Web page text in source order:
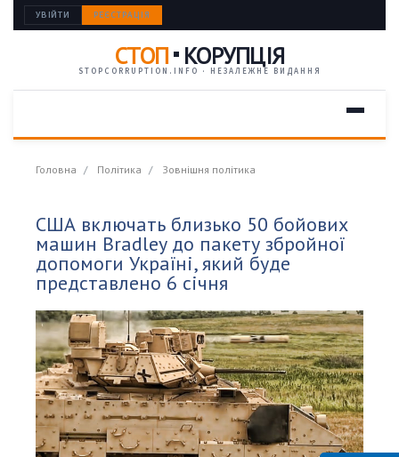
УВІЙТИ РЕЄСТРАЦІЯ
СТОП КОРУПЦІЯ
STOPCORRUPTION.INFO · НЕЗАЛЕЖНЕ ВИДАННЯ
Головна Політика Зовнішня політика
США включать близько 50 бойових
машин Bradley до пакету збройної
допомоги Україні, який буде
представлено 6 січня